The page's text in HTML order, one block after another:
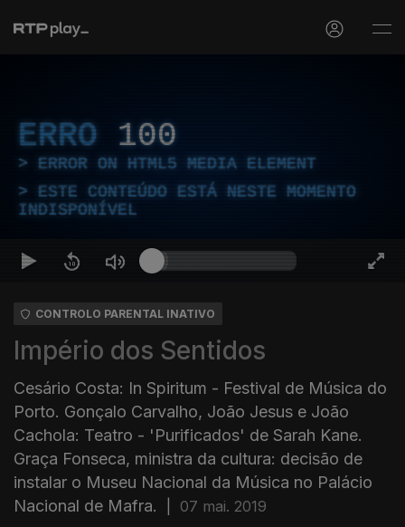
ERRO 100
ERROR ON HTML5 MEDIA ELEMENT
ESTE CONTEÚDO ESTÁ NESTE MOMENTO
INDISPONÍVEL
CONTROLO PARENTAL INATIVO
Império dos Sentidos
Cesário Costa: In Spiritum - Festival de Música do
Porto. Gonçalo Carvalho, João Jesus e João
Cachola: Teatro - 'Purificados' de Sarah Kane.
Graça Fonseca, ministra da cultura: decisão de
instalar o Museu Nacional da Música no Palácio
Nacional de Mafra.
07 mai. 2019